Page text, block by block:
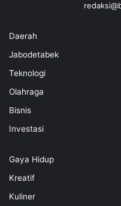
Daerah
Jabodetabek
Teknologi
Olahraga
Bisnis
Investasi
Gaya Hidup
Kreatif
Kuliner